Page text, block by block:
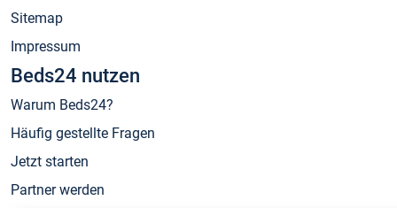
Sitemap
Impressum
Beds24 nutzen
Warum Beds24?
Häufig gestellte Fragen
Jetzt starten
Partner werden